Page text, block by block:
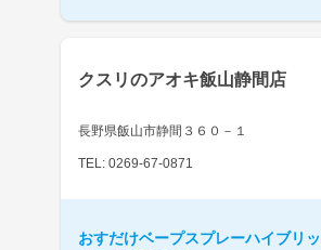
クスリのアオキ飯山静間店
長野県飯山市静間３６０－１
TEL: 0269-67-0871
おすだけベープスプレーハイブリ